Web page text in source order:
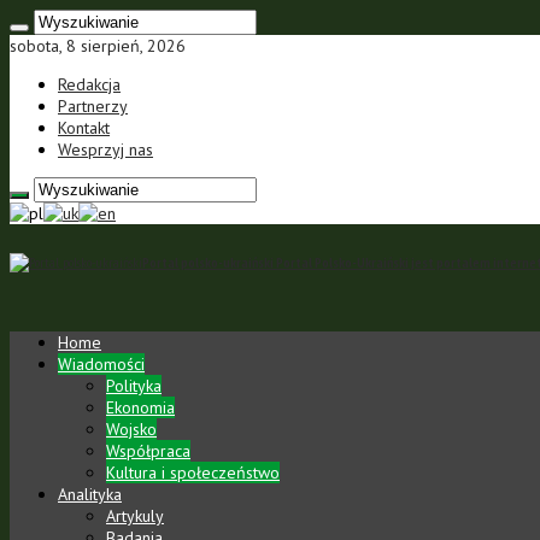
sobota, 8 sierpień, 2026
Redakcja
Partnerzy
Kontakt
Wesprzyj nas
Home
Wiadomości
Polityka
Ekonomia
Wojsko
Współpraca
Kultura i społeczeństwo
Analityka
Artykuly